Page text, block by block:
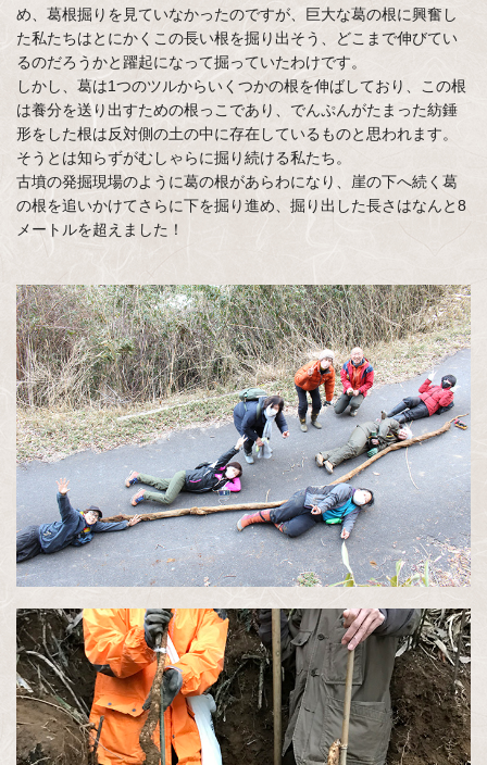
め、葛根掘りを見ていなかったのですが、巨大な葛の根に興奮し
た私たちはとにかくこの長い根を掘り出そう、どこまで伸びてい
るのだろうかと躍起になって掘っていたわけです。
しかし、葛は1つのツルからいくつかの根を伸ばしており、この根
は養分を送り出すための根っこであり、でんぷんがたまった紡錘
形をした根は反対側の土の中に存在しているものと思われます。
そうとは知らずがむしゃらに掘り続ける私たち。
古墳の発掘現場のように葛の根があらわになり、崖の下へ続く葛
の根を追いかけてさらに下を掘り進め、掘り出した長さはなんと8
メートルを超えました！